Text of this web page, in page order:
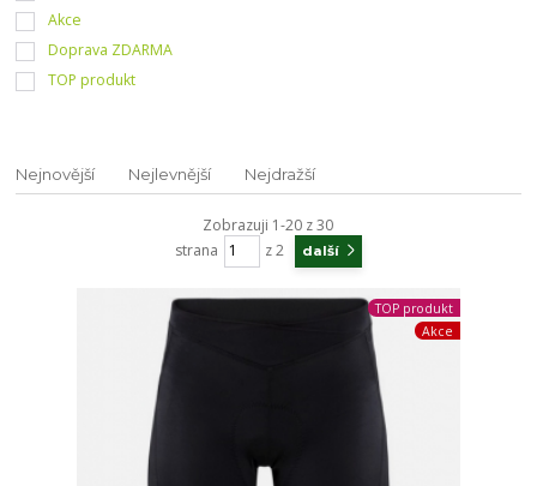
Akce
Doprava ZDARMA
TOP produkt
Nejnovější Nejlevnější Nejdražší
Zobrazuji 1-20 z 30
strana
z 2 další
TOP produkt
Akce